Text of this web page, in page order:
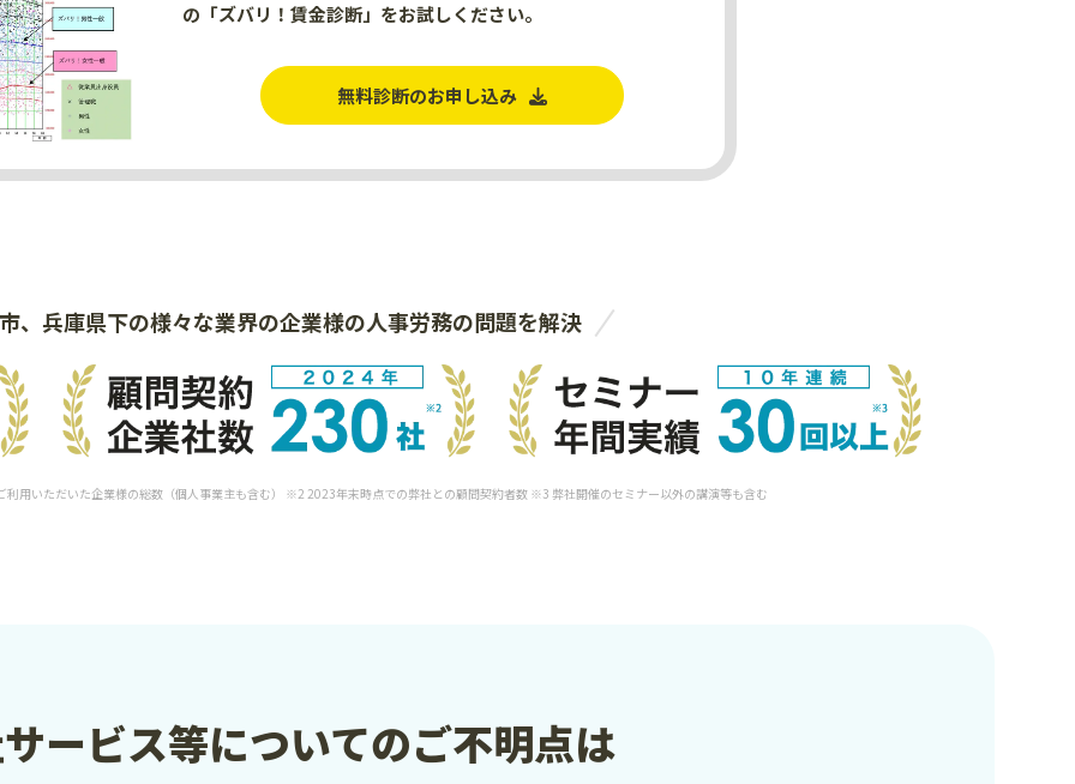
の「ズバリ！賃金診断」をお試しください。
無料診断のお申し込み
、兵庫県下の様々な業界の企業様の人事労務の問題を解決
用いただいた企業様の総数（個人事業主も含む） ※2 2023年末時点での弊社との顧問契約者数 ※3 弊社開催のセミナー以外の講演等も含む
ービス等についてのご不明点は